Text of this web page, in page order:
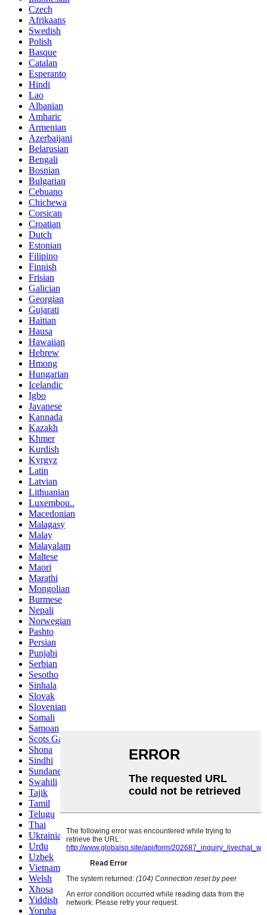
Czech
Afrikaans
Swedish
Polish
Basque
Catalan
Esperanto
Hindi
Lao
Albanian
Amharic
Armenian
Azerbaijani
Belarusian
Bengali
Bosnian
Bulgarian
Cebuano
Chichewa
Corsican
Croatian
Dutch
Estonian
Filipino
Finnish
Frisian
Galician
Georgian
Gujarati
Haitian
Hausa
Hawaiian
Hebrew
Hmong
Hungarian
Icelandic
Igbo
Javanese
Kannada
Kazakh
Khmer
Kurdish
Kyrgyz
Latin
Latvian
Lithuanian
Luxembou..
Macedonian
Malagasy
Malay
Malayalam
Maltese
Maori
Marathi
Mongolian
Burmese
Nepali
Norwegian
Pashto
Persian
Punjabi
Serbian
Sesotho
Sinhala
Slovak
Slovenian
Somali
Samoan
Scots Gaelic
Shona
Sindhi
Sundanese
Swahili
Tajik
Tamil
Telugu
Thai
Ukrainian
Urdu
Uzbek
Vietnamese
Welsh
Xhosa
Yiddish
Yoruba